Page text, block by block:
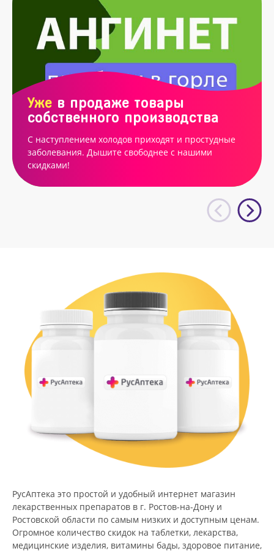
Уже в продаже товары
собственного производства
С наступлением холодов приходят и простудные
заболевания. Дышите свободнее с нашими
скидками!
РусАптека это простой и удобный интернет магазин
лекарственных препаратов в г. Ростов-на-Дону и
Ростовской области по самым низких и доступным ценам.
Огромное количество скидок на таблетки, лекарства,
медицинские изделия, витамины бады, здоровое питание,